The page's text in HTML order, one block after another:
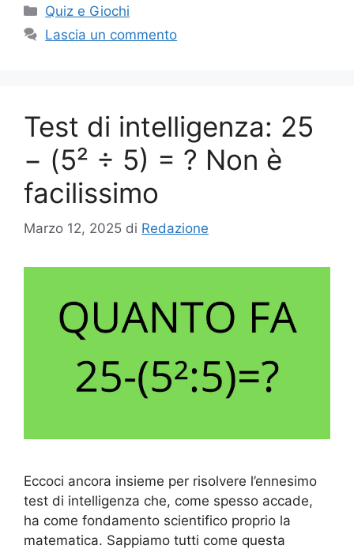
Categorie
Quiz e Giochi
Lascia un commento
Test di intelligenza: 25
− (5² ÷ 5) = ? Non è
facilissimo
Marzo 12, 2025 di Redazione
Eccoci ancora insieme per risolvere l’ennesimo
test di intelligenza che, come spesso accade,
ha come fondamento scientifico proprio la
matematica. Sappiamo tutti come questa